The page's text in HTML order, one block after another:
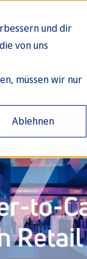
und dir
von uns
müssen wir nur
Ablehnen